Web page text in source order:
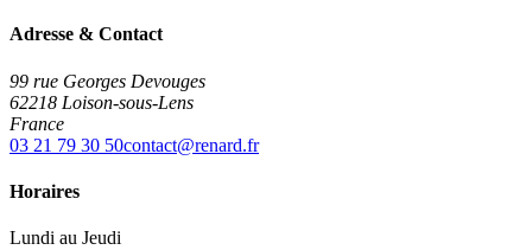
Adresse & Contact
99 rue Georges Devouges
62218 Loison-sous-Lens
France
03 21 79 30 50contact@renard.fr
Horaires
Lundi au Jeudi